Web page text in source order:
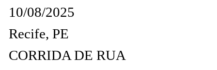
10/08/2025
Recife, PE
CORRIDA DE RUA